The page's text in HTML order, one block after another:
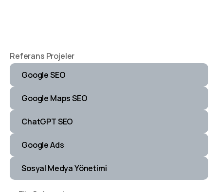
Referans Projeler
Google SEO
Google Maps SEO
ChatGPT SEO
Google Ads
Sosyal Medya Yönetimi